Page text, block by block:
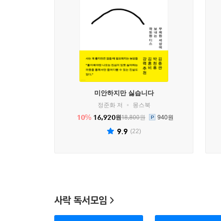
미안하지만 싫습니다
정준화 저 몽스북
10% 16,920원18,800원 940원
9.9 (22)
사락 독서모임